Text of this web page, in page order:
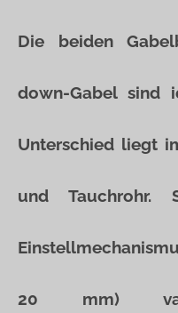
Die beiden
down-Gabel sind
Unterschied liegt
und
20 mm)